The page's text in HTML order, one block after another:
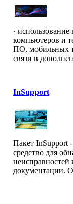
·
компьютеров и
ПО, мобильных
связи в
InSupport
Пакет InSupport
средство для
неисправностей
документации.